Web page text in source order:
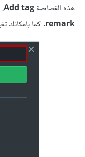
هذه القصاصةAdd tag
remark. كما بإمكانك